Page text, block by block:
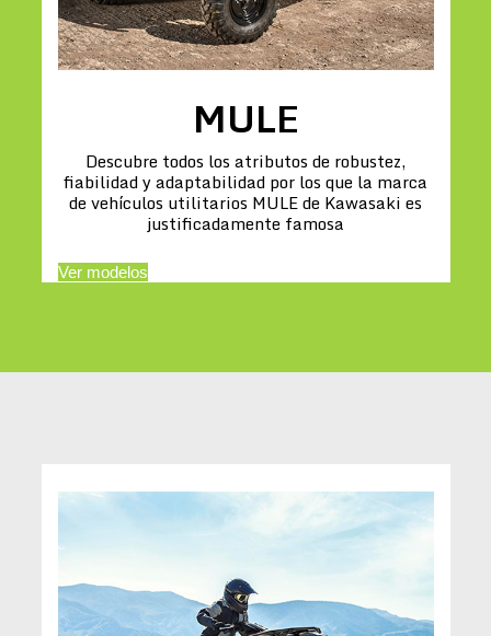
MULE
Descubre todos los atributos de robustez,
fiabilidad y adaptabilidad por los que la marca
de vehículos utilitarios MULE de Kawasaki es
justificadamente famosa
Ver modelos